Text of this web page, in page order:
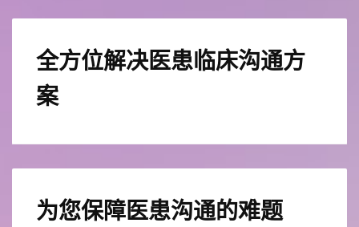
全方位解决医患临床沟通方
案
为您保障医患沟通的难题